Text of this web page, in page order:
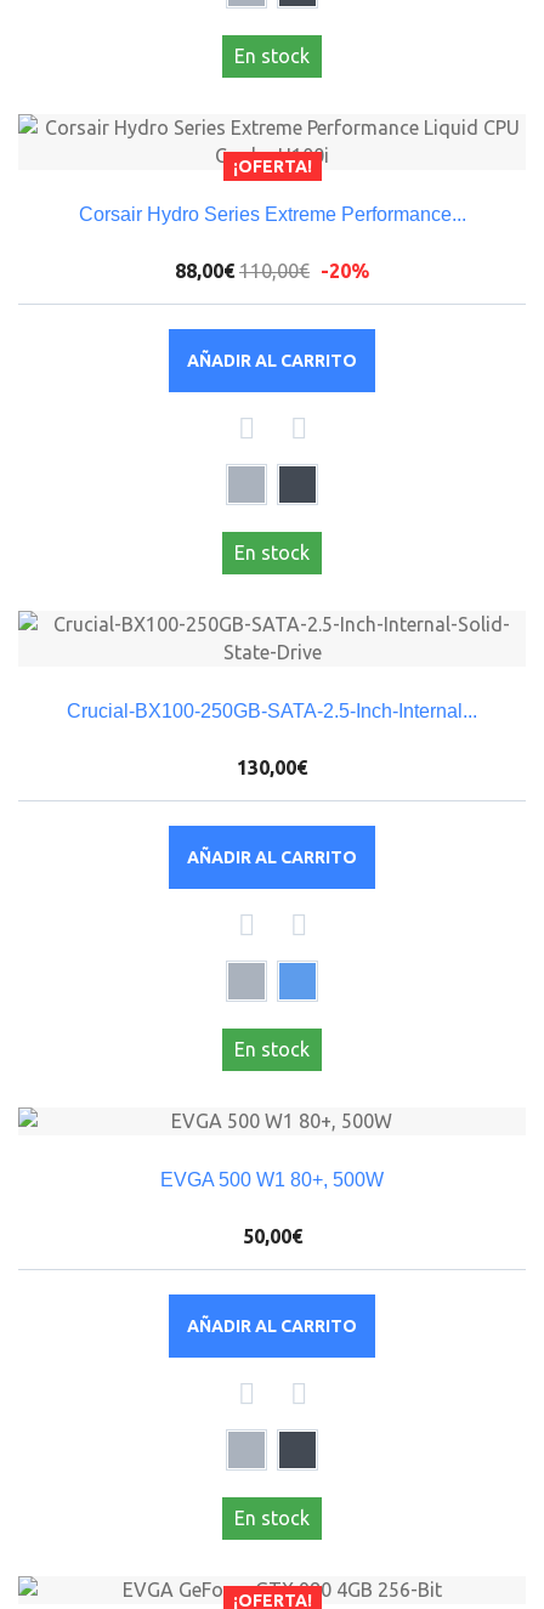
En stock
¡OFERTA!
Corsair Hydro Series Extreme Performance...
88,00€ 110,00€ -20%
AÑADIR AL CARRITO
En stock
Crucial-BX100-250GB-SATA-2.5-Inch-Internal...
130,00€
AÑADIR AL CARRITO
En stock
EVGA 500 W1 80+, 500W
50,00€
AÑADIR AL CARRITO
En stock
¡OFERTA!